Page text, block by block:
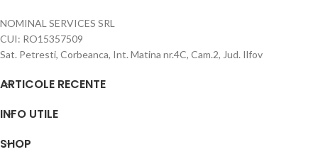
NOMINAL SERVICES SRL
CUI: RO15357509
Sat. Petresti, Corbeanca, Int. Matina nr.4C, Cam.2, Jud. Ilfov
ARTICOLE RECENTE
INFO UTILE
SHOP